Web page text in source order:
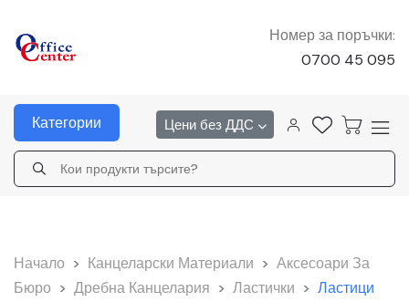
Номер за поръчки:
0700 45 095
Категории Цени без ДДС
Начало > Канцеларски Материали > Аксесоари За
Бюро > Дребна Канцелария > Ластички > Ластици